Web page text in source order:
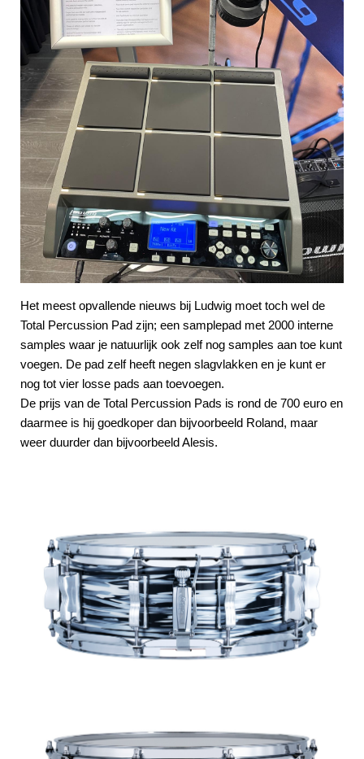
Het meest opvallende nieuws bij Ludwig moet toch wel de
Total Percussion Pad zijn; een samplepad met 2000 interne
samples waar je natuurlijk ook zelf nog samples aan toe kunt
voegen. De pad zelf heeft negen slagvlakken en je kunt er
nog tot vier losse pads aan toevoegen.
De prijs van de Total Percussion Pads is rond de 700 euro en
daarmee is hij goedkoper dan bijvoorbeeld Roland, maar
weer duurder dan bijvoorbeeld Alesis.